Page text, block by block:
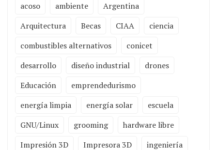
acoso ambiente
Argentina
Arquitectura
Becas CIAA
ciencia
combustibles alternativos
conicet
desarrollo
diseño industrial
drones
Educación
emprendedurismo
energía limpia
energía solar
escuela
GNU/Linux
grooming
hardware libre
Impresión 3D
Impresora 3D ingeniería